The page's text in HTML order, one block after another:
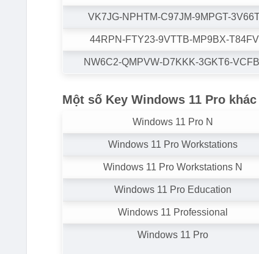
VK7JG-NPHTM-C97JM-9MPGT-
44RPN-FTY23-9VTTB-MP9BX-T84FV
NW6C2-QMPVW-D7KKK-3GKT6-
Một số Key Windows 11 Pro khác
Windows 11 Pro N
Windows 11 Pro Workstations
Windows 11 Pro Workstations N
Windows 11 Pro Education
Windows 11 Professional
Windows 11 Pro